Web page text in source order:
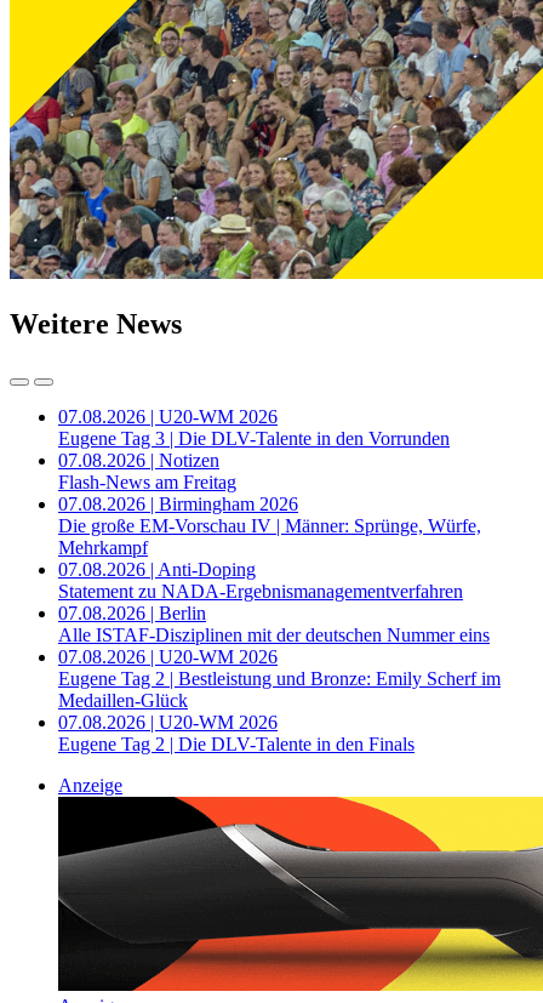
Weitere News
07.08.2026 | U20-WM 2026
Eugene Tag 3 | Die DLV-Talente in den Vorrunden
07.08.2026 | Notizen
Flash-News am Freitag
07.08.2026 | Birmingham 2026
Die große EM-Vorschau IV | Männer: Sprünge, Würfe,
Mehrkampf
07.08.2026 | Anti-Doping
Statement zu NADA-Ergebnismanagementverfahren
07.08.2026 | Berlin
Alle ISTAF-Disziplinen mit der deutschen Nummer eins
07.08.2026 | U20-WM 2026
Eugene Tag 2 | Bestleistung und Bronze: Emily Scherf im
Medaillen-Glück
07.08.2026 | U20-WM 2026
Eugene Tag 2 | Die DLV-Talente in den Finals
Anzeige